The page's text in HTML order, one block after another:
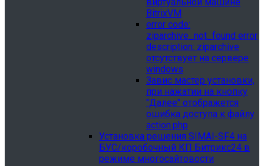
BitrixVM
error сode:
ziparchive_not_found error
description: ziparchive
отсутствует на сервере
windows
Завис мастер установки,
при нажатии на кнопку
"Далее" отображется
ошибка доступа к файлу
action.php
Установка решения SIMAI-SF4 на
БУС/коробочный КП Битрикс24 в
режиме многосайтовости